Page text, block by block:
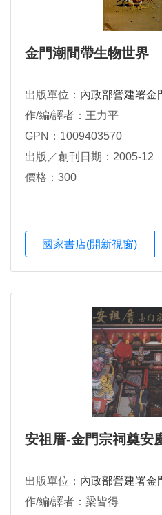
金門潮間帶生物世界
出版單位： 內政部營建署金
作/編/譯者：王力平
GPN：1009403570
出版／創刊日期：2005-12
價格：300
國家書店(開新視窗)
安祖厝-金門宗祠奠安
出版單位： 內政部營建署金
作/編/譯者：梁皆得